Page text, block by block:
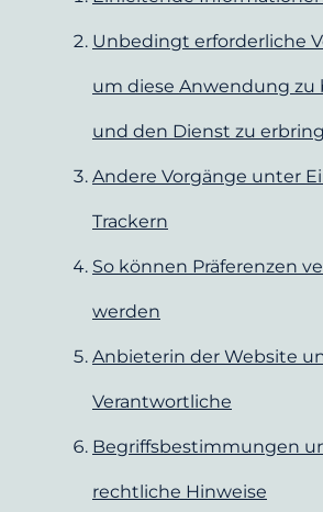
Unbedingt erforderliche
um diese Anwendung zu
und den Dienst zu
Andere Vorgänge unter
Trackern
So können Präferenzen
werden
Anbieterin der Website
Verantwortliche
Begriffsbestimmungen
rechtliche Hinweise